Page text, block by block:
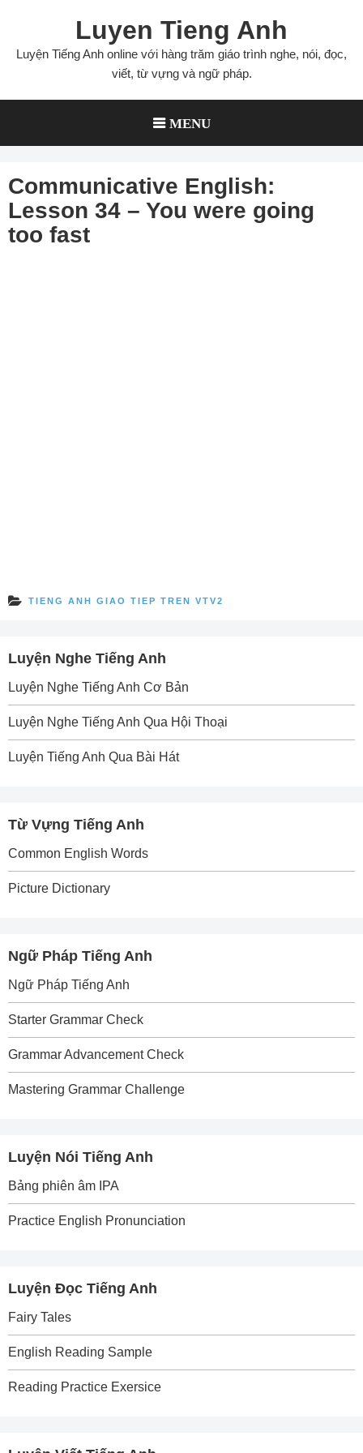
content
Luyen Tieng Anh
Luyện Tiếng Anh online với hàng trăm giáo trình nghe, nói, đọc,
viết, từ vựng và ngữ pháp.
MENU
Communicative English:
Lesson 34 – You were going
too fast
TIENG ANH GIAO TIEP TREN VTV2
Luyện Nghe Tiếng Anh
Luyện Nghe Tiếng Anh Cơ Bản
Luyện Nghe Tiếng Anh Qua Hội Thoại
Luyện Tiếng Anh Qua Bài Hát
Từ Vựng Tiếng Anh
Common English Words
Picture Dictionary
Ngữ Pháp Tiếng Anh
Ngữ Pháp Tiếng Anh
Starter Grammar Check
Grammar Advancement Check
Mastering Grammar Challenge
Luyện Nói Tiếng Anh
Bảng phiên âm IPA
Practice English Pronunciation
Luyện Đọc Tiếng Anh
Fairy Tales
English Reading Sample
Reading Practice Exersice